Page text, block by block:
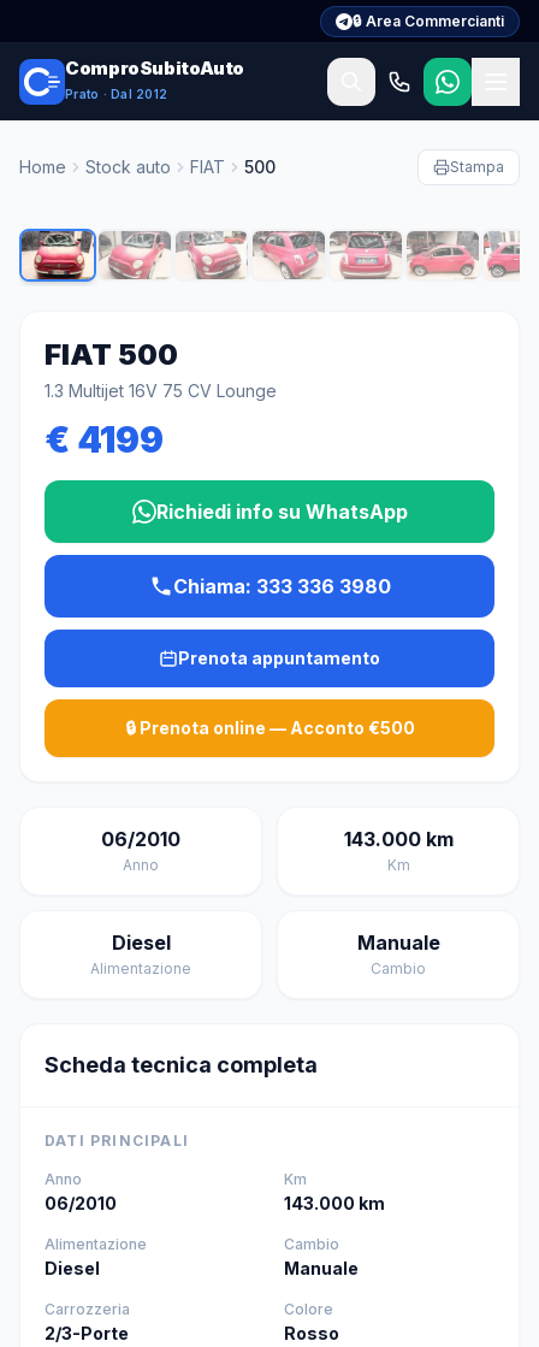
🔒 Area Commercianti
ComproSubitoAuto
Prato · Dal 2012
Home Stock auto FIAT 500 Stampa
1/27
FIAT 500
1.3 Multijet 16V 75 CV Lounge
€ 4199
Richiedi info su WhatsApp
Chiama: 333 336 3980
Prenota appuntamento
🔒 Prenota online — Acconto €500
06/2010
Anno
143.000 km
Km
Diesel
Alimentazione
Manuale
Cambio
Scheda tecnica completa
DATI PRINCIPALI
Anno
06/2010
Km
143.000 km
Alimentazione
Diesel
Cambio
Manuale
Carrozzeria
2/3-Porte
Colore
Rosso